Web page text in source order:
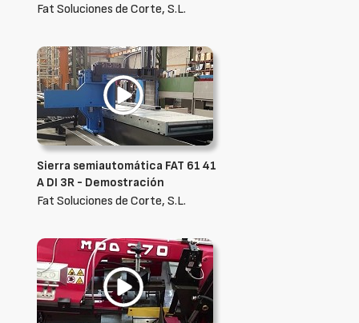
Fat Soluciones de Corte, S.L.
Sierra semiautomática FAT 61 41
A DI 3R - Demostración
Fat Soluciones de Corte, S.L.